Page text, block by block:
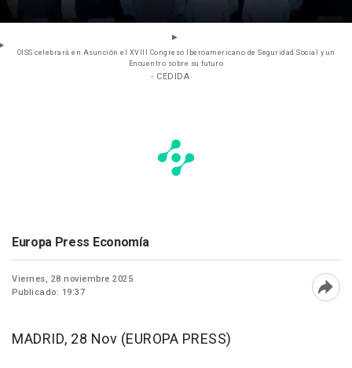
OISS celebrará en Asunción el XVIII Congreso Iberoamericano de Seguridad Social y un
Encuentro sobre su futuro
- CEDIDA
Europa Press Economía
Viernes, 28 noviembre 2025
Publicado: 19:37
MADRID, 28 Nov (EUROPA PRESS)